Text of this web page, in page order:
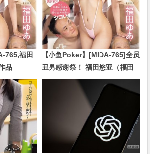
765,福田
品
【小鱼Poker】[MIDA-765]全员
丑男感谢祭！ 福田悠亚（福田
ゆあ）解禁大乱交！